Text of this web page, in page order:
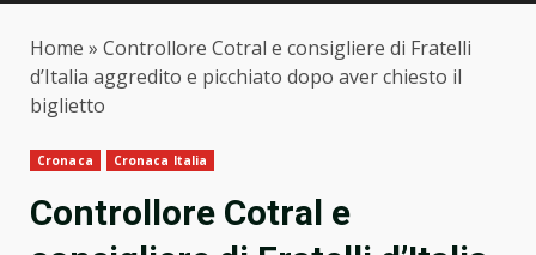
Home » Controllore Cotral e consigliere di Fratelli
d’Italia aggredito e picchiato dopo aver chiesto il
biglietto
Cronaca Cronaca Italia
Controllore Cotral e